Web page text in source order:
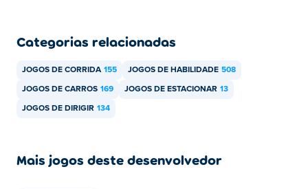
Categorias relacionadas
JOGOS DE CORRIDA 155 JOGOS DE HABILIDADE 508
JOGOS DE CARROS 169 JOGOS DE ESTACIONAR 13
JOGOS DE DIRIGIR 134
Mais jogos deste desenvolvedor